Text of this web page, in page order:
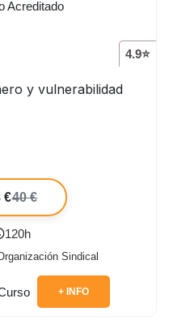
4.9⭐
y vulnerabilidad
€40 €
120h
Sindical
+ INFO